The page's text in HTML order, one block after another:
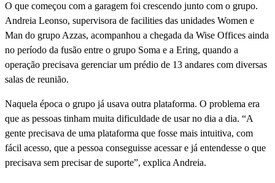
O que começou com a garagem foi crescendo junto com o grupo.
Andreia Leonso, supervisora de facilities das unidades Women e
Man do grupo Azzas, acompanhou a chegada da Wise Offices ainda
no período da fusão entre o grupo Soma e a Ering, quando a
operação precisava gerenciar um prédio de 13 andares com diversas
salas de reunião.
Naquela época o grupo já usava outra plataforma. O problema era
que as pessoas tinham muita dificuldade de usar no dia a dia. “A
gente precisava de uma plataforma que fosse mais intuitiva, com
fácil acesso, que a pessoa conseguisse acessar e já entendesse o que
precisava sem precisar de suporte”, explica Andreia.